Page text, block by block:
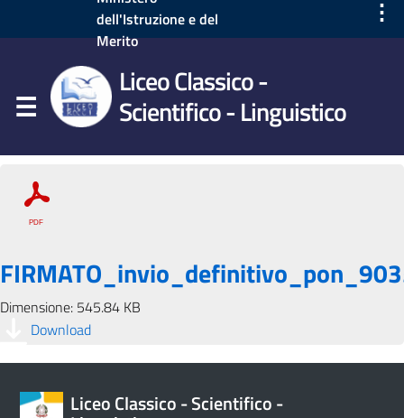
dell'Istruzione e del
Merito
⋮
Liceo Classico -
Scientifico - Linguistico
Dimensione: 545.84 KB
Download
Liceo Classico - Scientifico -